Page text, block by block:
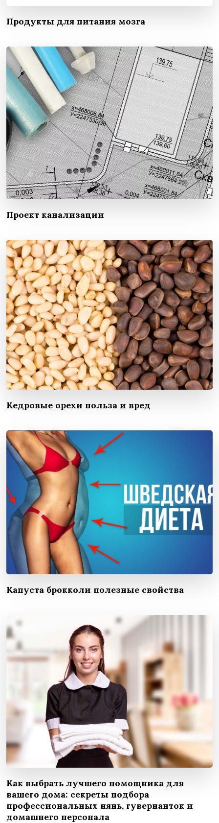
Продукты для питания мозга
Проект канализации
Кедровые орехи польза и вред
Капуста брокколи полезные свойства
Как выбрать лучшего помощника для
вашего дома: секреты подбора
профессиональных нянь, гувернанток и
домашнего персонала